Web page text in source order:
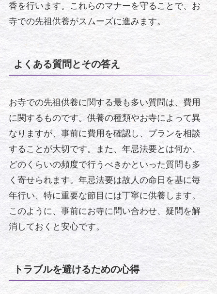
香を行います。これらのマナーを守ることで、お
寺での先祖供養がスムーズに進みます。
よくある質問とその答え
お寺での先祖供養に関する最も多い質問は、費用
に関するものです。供養の種類やお寺によって異
なりますが、事前に費用を確認し、プランを相談
することが大切です。また、年忌法要とは何か、
どのくらいの頻度で行うべきかといった質問も多
く寄せられます。年忌法要は故人の命日を基に毎
年行い、特に重要な節目には丁寧に供養します。
このように、事前にお寺に問い合わせ、疑問を解
消しておくと安心です。
トラブルを避けるための心得